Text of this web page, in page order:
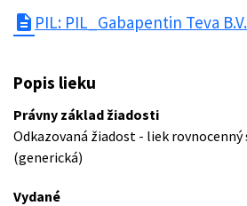
description PIL: PIL_Gabapentin Teva
Popis lieku
Právny základ žiadosti
Odkazovaná žiadost - liek
(generická)
Vydané